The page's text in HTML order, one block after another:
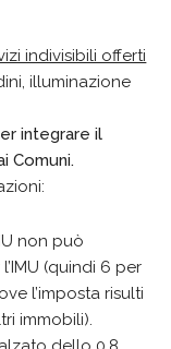
indivisibili offerti
illuminazione
integrare il
Comuni.
non può
(quindi 6 per
l’imposta risulti
immobili).